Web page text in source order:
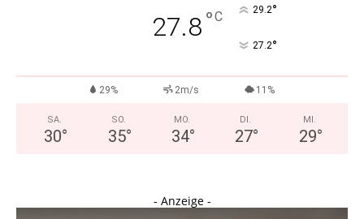
27.8°C 29.2°
27.2°
29% 2m/s 11%
SA.
30°
SO.
35°
MO.
34°
DI.
27°
MI.
29°
- Anzeige -